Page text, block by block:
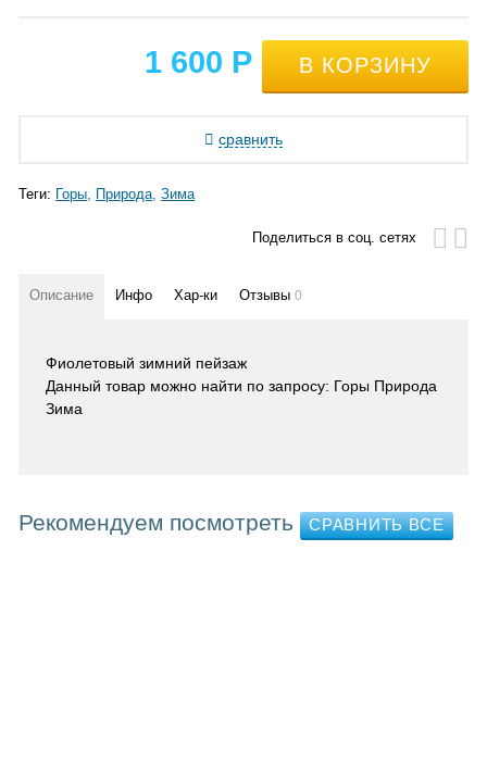
1 600 Р
сравнить
Теги: Горы Природа Зима
Поделиться в соц. сетях
Описание Инфо Хар-ки Отзывы0
Фиолетовый зимний пейзаж
Данный товар можно найти по запросу: Горы Природа
Зима
Рекомендуем посмотреть